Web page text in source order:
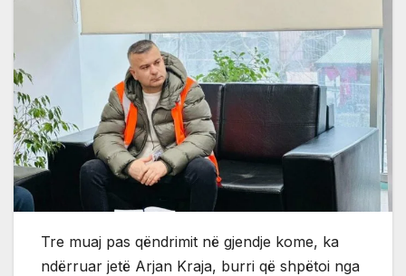
Tre muaj pas qëndrimit në gjendje kome, ka
ndërruar jetë Arjan Kraja, burri që shpëtoi nga